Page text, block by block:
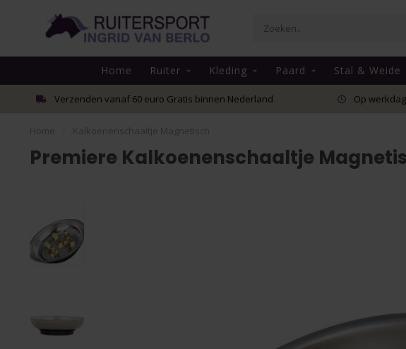
Home Ruiter Kleding Paard Stal & Weide
Verzenden vanaf 60 euro Gratis binnen Nederland Op
Premiere Kalkoenenschaaltje